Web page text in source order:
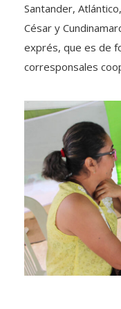
Santander,
César y
exprés, que es de
corresponsales